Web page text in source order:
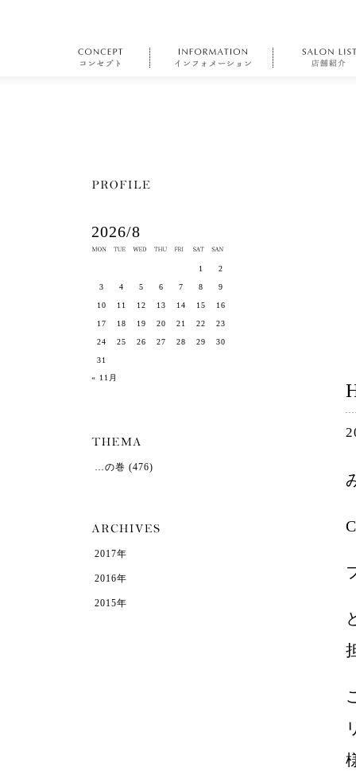
2026/8
« 11月
1 2
3 4 5 6 7 8 9
10 11 12 13 14 15 16
17 18 19 20 21 22 23
24 25 26 27 28 29 30
31
…の巻 (476)
2017年
2016年
2015年